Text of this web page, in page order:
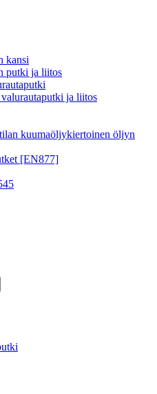
kansi
putki ja liitos
ja liitos
kuumaöljykiertoinen öljyn
[EN877]